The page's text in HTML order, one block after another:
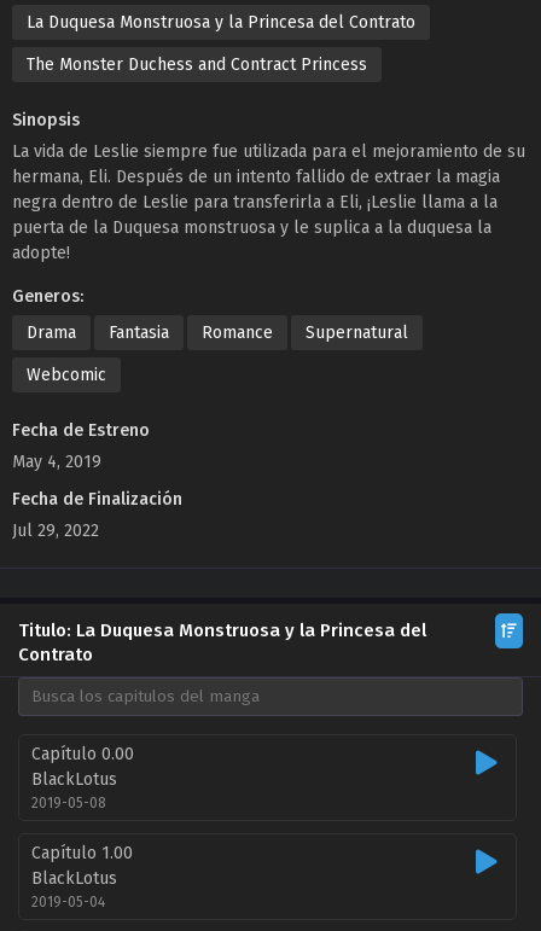
La Duquesa Monstruosa y la Princesa del Contrato
The Monster Duchess and Contract Princess
Sinopsis
La vida de Leslie siempre fue utilizada para el mejoramiento de su
hermana, Eli. Después de un intento fallido de extraer la magia
negra dentro de Leslie para transferirla a Eli, ¡Leslie llama a la
puerta de la Duquesa monstruosa y le suplica a la duquesa la
adopte!
Generos:
Drama
Fantasia Romance Supernatural
Webcomic
Fecha de Estreno
May 4, 2019
Fecha de Finalización
Jul 29, 2022
Titulo: La Duquesa Monstruosa y la Princesa del
Contrato
Capítulo 0.00
BlackLotus
2019-05-08
Capítulo 1.00
BlackLotus
2019-05-04